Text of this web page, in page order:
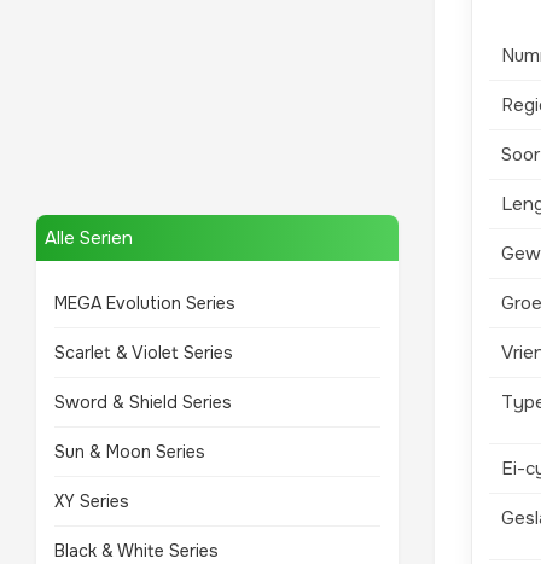
Alle Serien
MEGA Evolution Series
Scarlet & Violet Series
Sword & Shield Series
Sun & Moon Series
XY Series
Black & White Series
Ei-